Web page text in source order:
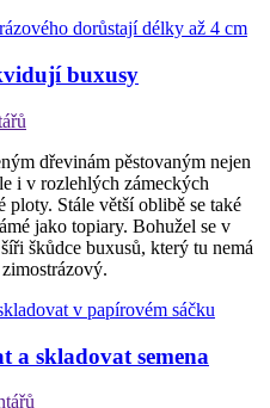
buxusy
dřevinám pěstovaným nejen
i v rozlehlých zámeckých
Stále větší oblibě se také
jako topiary. Bohužel se v
škůdce buxusů, který tu nemá
a skladovat semena